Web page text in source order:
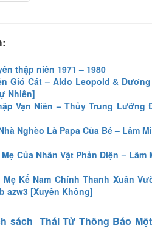
thập niên 1971 – 1980
Gió Cát – Aldo Leopold &
Nhiên]
Vạn Niên – Thủy Trung
Nghèo Là Papa Của Bé – Lâm
Của Nhân Vật Phản Diện –
Mẹ Kế Nam Chính Thanh Xuân
azw3 [Xuyên Không]
sách Thái Tử Thông Báo